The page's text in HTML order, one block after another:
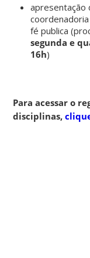
apresentação
fé publica
segunda e
16h)
Para acessar o
disciplinas,